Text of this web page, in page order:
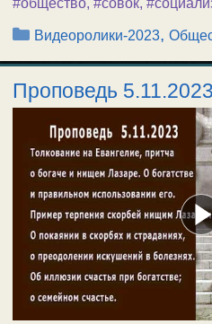
Рубрики
Видеоролики-2023,
Проповедь